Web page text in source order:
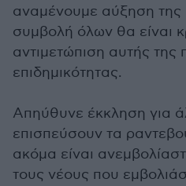
αναμένουμε αύξηση της
συμβολή όλων θα είναι
αντιμετώπιση αυτής
επιδημικότητας.
Απηύθυνε έκκληση για
επισπεύσουν τα
ακόμα είναι
τους νέους που